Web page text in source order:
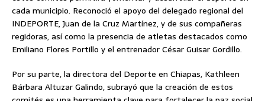
cada municipio. Reconoció el apoyo del delegado regional del
INDEPORTE, Juan de la Cruz Martínez, y de sus compañeras
regidoras, así como la presencia de atletas destacados como
Emiliano Flores Portillo y el entrenador César Guisar Gordillo.
Por su parte, la directora del Deporte en Chiapas, Kathleen
Bárbara Altuzar Galindo, subrayó que la creación de estos